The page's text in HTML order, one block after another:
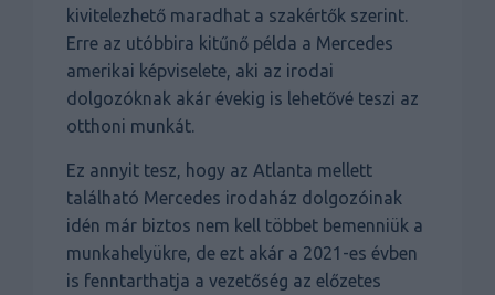
kivitelezhető maradhat a szakértők szerint.
Erre az utóbbira kitűnő példa a Mercedes
amerikai képviselete, aki az irodai
dolgozóknak akár évekig is lehetővé teszi az
otthoni munkát.
Ez annyit tesz, hogy az Atlanta mellett
található Mercedes irodaház dolgozóinak
idén már biztos nem kell többet bemenniük a
munkahelyükre, de ezt akár a 2021-es évben
is fenntarthatja a vezetőség az előzetes